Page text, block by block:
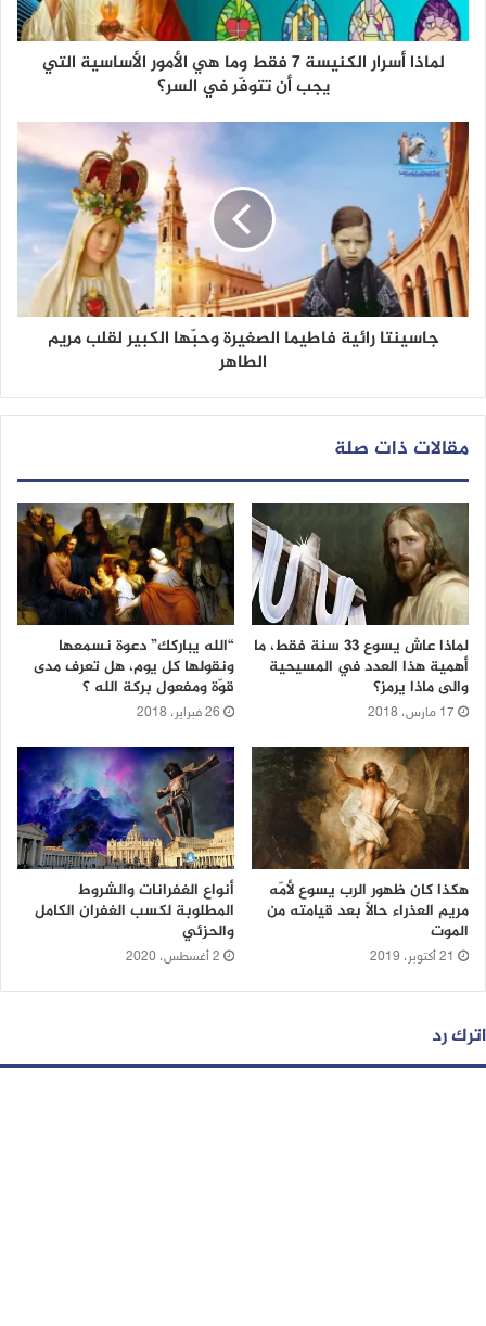
لماذا أسرار الكنيسة 7 فقط وما هي الأمور الأساسية التي
يجب أن تتوفّر في السر؟
جاسينتا رائية فاطيما الصغيرة وحبّها الكبير لقلب مريم
الطاهر
مقالات ذات صلة
لماذا عاش يسوع 33 سنة فقط، ما
أهمية هذا العدد في المسيحية
والى ماذا يرمز؟
17 مارس، 2018
“الله يباركك” دعوة نسمعها
ونقولها كل يوم، هل تعرف مدى
قوّة ومفعول بركة الله ؟
26 فبراير، 2018
هكذا كان ظهور الرب يسوع لأمّه
مريم العذراء حالًا بعد قيامته من
الموت
21 أكتوبر، 2019
أنواع الغفرانات والشروط
المطلوبة لكسب الغفران الكامل
والحزئي
2 أغسطس، 2020
اترك رد